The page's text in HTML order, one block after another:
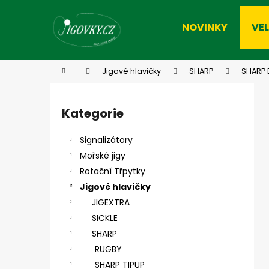
NOVINKY
Domů Jigové hlavičky SHARP
Přeskočit
kategorie
Kategorie
Signalizátory
Mořské jigy
Rotační Třpytky
Jigové hlavičky
JIGEXTRA
SICKLE
SHARP
RUGBY
SHARP TIPUP
Zpět
Zpět